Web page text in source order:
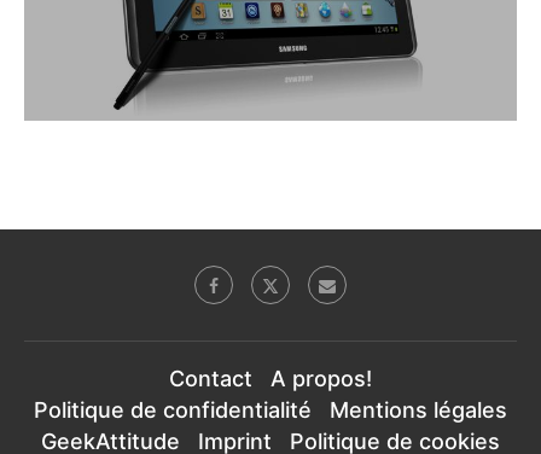
Contact
A propos!
Politique de confidentialité
Mentions légales
GeekAttitude
Imprint Politique de cookies